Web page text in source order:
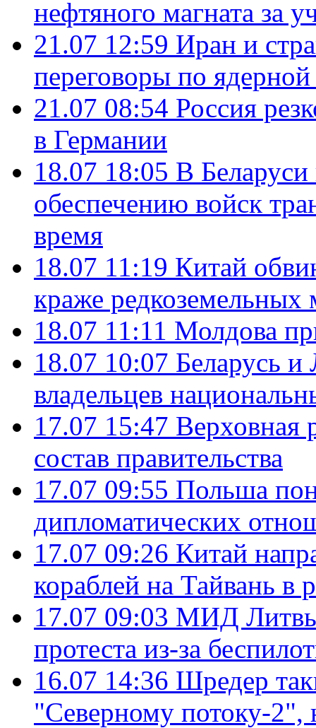
нефтяного магната за
21.07 12:59 Иран и
переговоры по
21.07 08:54 Россия
в Германии
18.07 18:05 В
обеспечению войск
время
18.07 11:19 Китай
краже редкоземельных
18.07 11:11 Молдова
18.07 10:07 Беларусь
владельцев
17.07 15:47 Верховная
состав правительства
17.07 09:55 Польша
дипломатических
17.07 09:26 Китай
кораблей на Тайвань в
17.07 09:03 МИД Литвы
протеста из-за
16.07 14:36 Шредер
"Северному потоку-2",